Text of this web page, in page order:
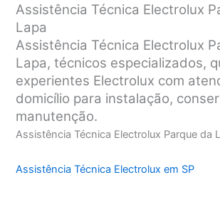
Assistência Técnica Electrolux
Lapa
Assistência Técnica Electrolux
Lapa, técnicos especializados,
experientes Electrolux com
domicílio para instalação,
manutenção.
Assistência Técnica Electrolux Parque da
Assistência Técnica Electrolux em SP